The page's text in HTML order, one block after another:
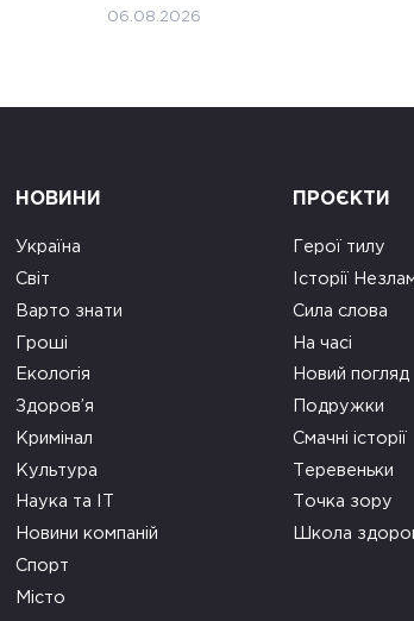
06.08.2026
НОВИНИ
Україна
Світ
Варто знати
Гроші
Екологія
Здоров’я
Кримінал
Культура
Наука та ІТ
Новини компаній
Спорт
Місто
ПРОЄКТИ
Герої тилу
Історії
Сила слова
На часі
Новий погляд
Подружки
Смачні історії
Теревеньки
Точка зору
Школа